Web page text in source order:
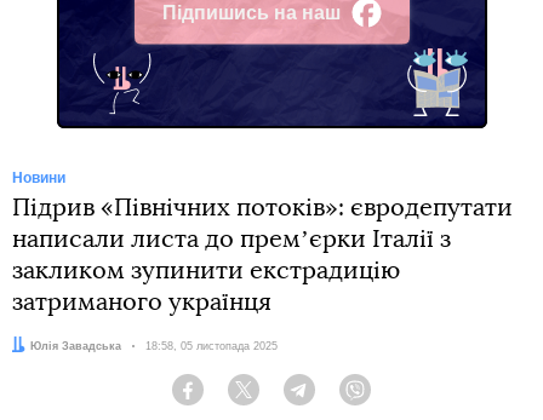
Підпишись на наш
Facebook
Новини
Підрив «Північних потоків»: євродепутати
написали листа до премʼєрки Італії з
закликом зупинити екстрадицію
затриманого українця
Автор:Юлія Завадська Дата:
18:58, 05 листопада 2025
Facebook Twitter Telegram